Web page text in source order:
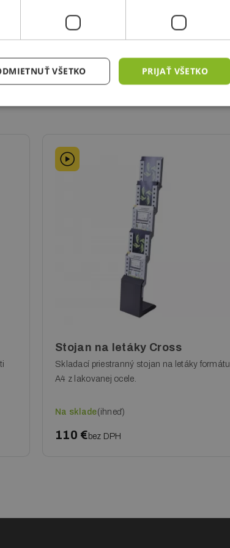
Stojan na letáky Cross
Skladací priestranný stojan na letáky formátu
A4 z lakovanej ocele.
Na sklade(ihneď)
110 €bez DPH
PRIJAŤ VŠETKO
VŠETKO